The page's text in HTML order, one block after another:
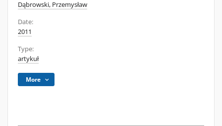
Dąbrowski, Przemysław
Date:
2011
Type:
artykuł
More